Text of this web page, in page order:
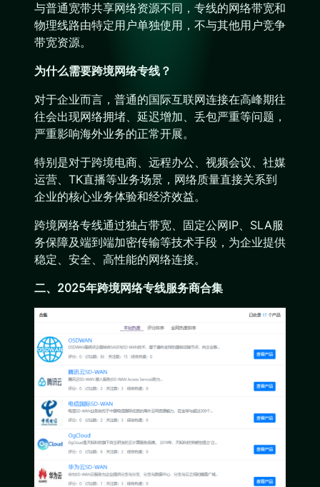
与普通宽带共享网络资源不同，专线的网络带宽和
物理线路由特定用户单独使用，不与其他用户竞争
带宽资源。
为什么需要跨境网络专线？
对于企业而言，普通的国际互联网连接在高峰期往
往会出现网络拥堵、延迟增加、丢包严重等问题，
严重影响海外业务的正常开展。
特别是对于跨境电商、远程办公、视频会议、社媒
运营、TK直播等业务场景，网络质量直接关系到
企业的核心业务体验和经济效益。
跨境网络专线通过独占带宽、固定公网IP、SLA服
务保障及端到端加密传输等技术手段，为企业提供
稳定、安全、高性能的网络连接。
二、2025年跨境网络专线服务商合集